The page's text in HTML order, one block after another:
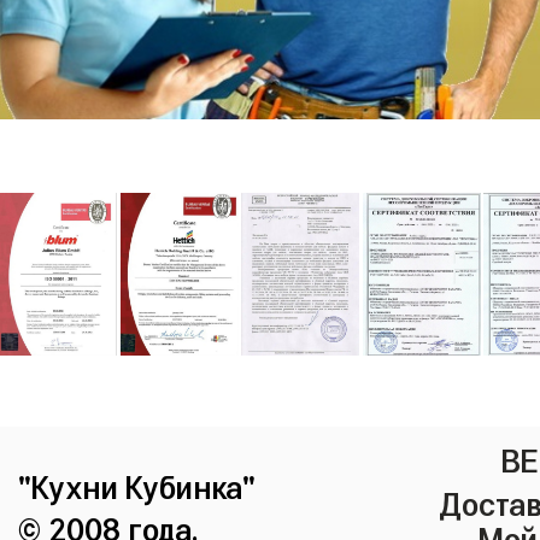
"Кухни Кубинка"
© 2008 года.